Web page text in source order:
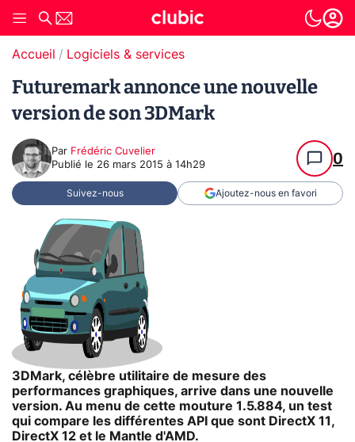
Accueil Logiciels & services
Futuremark annonce une nouvelle
version de son 3DMark
Par Frédéric Cuvelier
Publié le 26 mars 2015 à 14h29 0
Suivez-nous Ajoutez-nous en favori
3DMark, célèbre utilitaire de mesure des
performances graphiques, arrive dans une nouvelle
version. Au menu de cette mouture 1.5.884, un test
qui compare les différentes API que sont DirectX 11,
DirectX 12 et le Mantle d'AMD.